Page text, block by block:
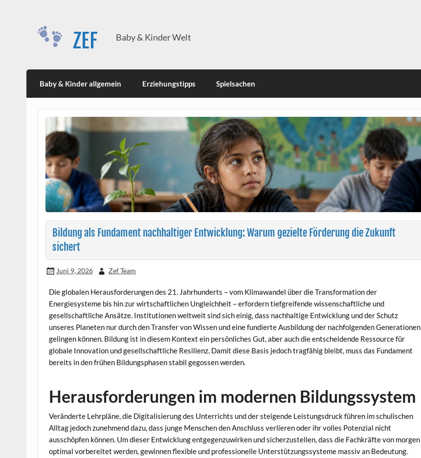
ZEF Baby & Kinder Welt
Baby & Kinder allgemein Erziehungstipps Spielsachen
Bildung als Fundament nachhaltiger Entwicklung: Warum gezielte Förderung die Zukunft
sichert
Juni 9, 2026 Zef Team
Die globalen Herausforderungen des 21. Jahrhunderts – vom Klimawandel über die Transformation der
Energiesysteme bis hin zur wirtschaftlichen Ungleichheit – erfordern tiefgreifende wissenschaftliche und
gesellschaftliche Ansätze. Institutionen weltweit sind sich einig, dass nachhaltige Entwicklung und der Schutz
unseres Planeten nur durch den Transfer von Wissen und eine fundierte Ausbildung der nachfolgenden Generationen
gelingen können. Bildung ist in diesem Kontext ein persönliches Gut, aber auch die entscheidende Ressource für
globale Innovation und gesellschaftliche Resilienz. Damit diese Basis jedoch tragfähig bleibt, muss das Fundament
bereits in den frühen Bildungsphasen stabil gegossen werden.
Herausforderungen im modernen Bildungssystem
Veränderte Lehrpläne, die Digitalisierung des Unterrichts und der steigende Leistungsdruck führen im schulischen
Alltag jedoch zunehmend dazu, dass junge Menschen den Anschluss verlieren oder ihr volles Potenzial nicht
ausschöpfen können. Um dieser Entwicklung entgegenzuwirken und sicherzustellen, dass die Fachkräfte von morgen
optimal vorbereitet werden, gewinnen flexible und professionelle Unterstützungssysteme massiv an Bedeutung.